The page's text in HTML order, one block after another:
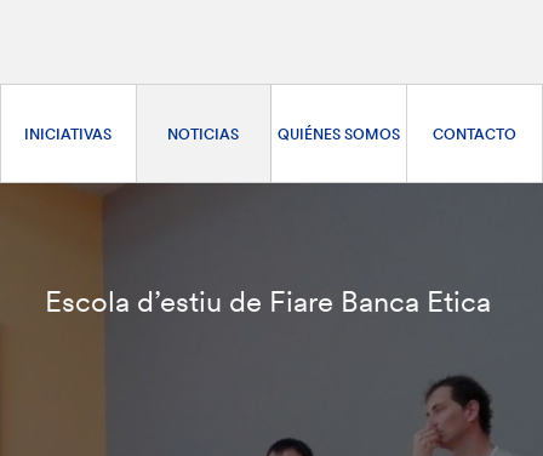
INICIATIVAS NOTICIAS QUIÉNES SOMOS CONTACTO
Escola d’estiu de Fiare Banca Etica